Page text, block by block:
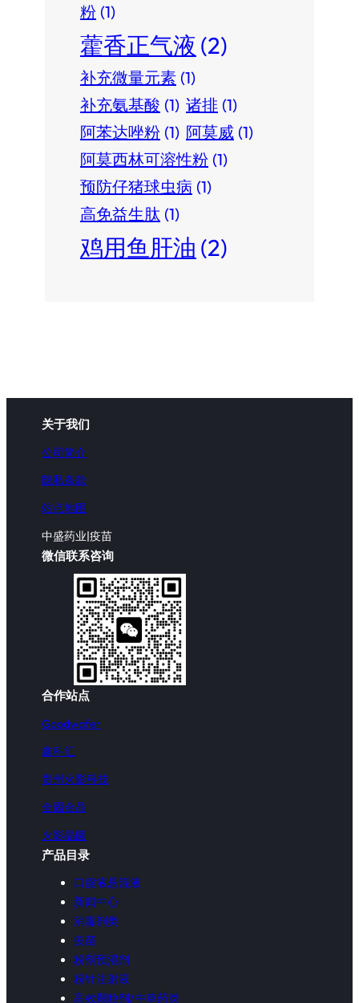
粉 (1)
藿香正气液 (2)
补充微量元素 (1)
补充氨基酸 (1) 诸排 (1)
阿苯达唑粉 (1) 阿莫威 (1)
阿莫西林可溶性粉 (1)
预防仔猪球虫病 (1)
高免益生肽 (1)
鸡用鱼肝油 (2)
关于我们
公司简介
隐私条款
站点地图
中盛药业|疫苗
微信联系咨询
合作站点
Goodwafer
鑫科汇
贵州火影科技
全固金晶
火影晶圆
产品目录
口服液悬混液
新闻中心
消毒剂类
疫苗
粉剂预混剂
粉针注射液
高效颗粒剂/中草药类